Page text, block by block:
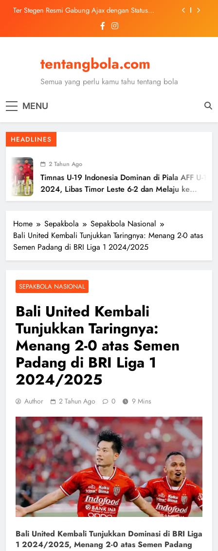
Skip
Trabzonspor Mulai Negosiasi Mohamed Salah, Tes
Malang United U-13 Juara Piala Soeratin Kota Malang
2026, Siap Tatap Putaran Provinsi
Dilaporkan Pecahkan Rekor Penjualan WSL
Ter Stegen Resmi Gabung Ajax dengan Status
Pinjaman dari Barcelona
Medis Dijadwalkan 5 Agustus
Malang United U-13 Juara Piala Soeratin Kota Malang
2026, Siap Tatap Putaran Provinsi
tentangbola.com
Semua yang perlu kamu tahu tentang bola
MENU
HEADLINES
2 Tahun Ago
Timnas U-19 Indonesia Dominan di Piala AFF U-19
2024, Libas Timor Leste 6-2 dan Melaju ke
Semifinal
Home Sepakbola
Sepakbola Nasional
Bali United Kembali Tunjukkan Taringnya: Menang 2-0 atas
Semen Padang di BRI Liga 1 2024/2025
SEPAKBOLA NASIONAL
Bali United Kembali
Tunjukkan Taringnya:
Menang 2-0 atas Semen
Padang di BRI Liga 1
2024/2025
Author 2 Tahun Ago 0 9 Mins
Bali United Kembali Tunjukkan Dominasi di BRI Liga
1 2024/2025, Menang 2-0 atas Semen Padang